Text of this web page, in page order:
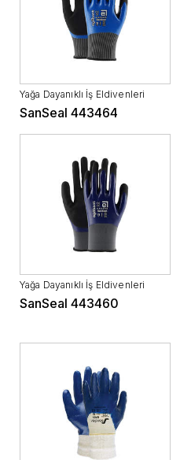
Yağa Dayanıklı İş Eldivenleri
SanSeal 443464
Yağa Dayanıklı İş Eldivenleri
SanSeal 443460